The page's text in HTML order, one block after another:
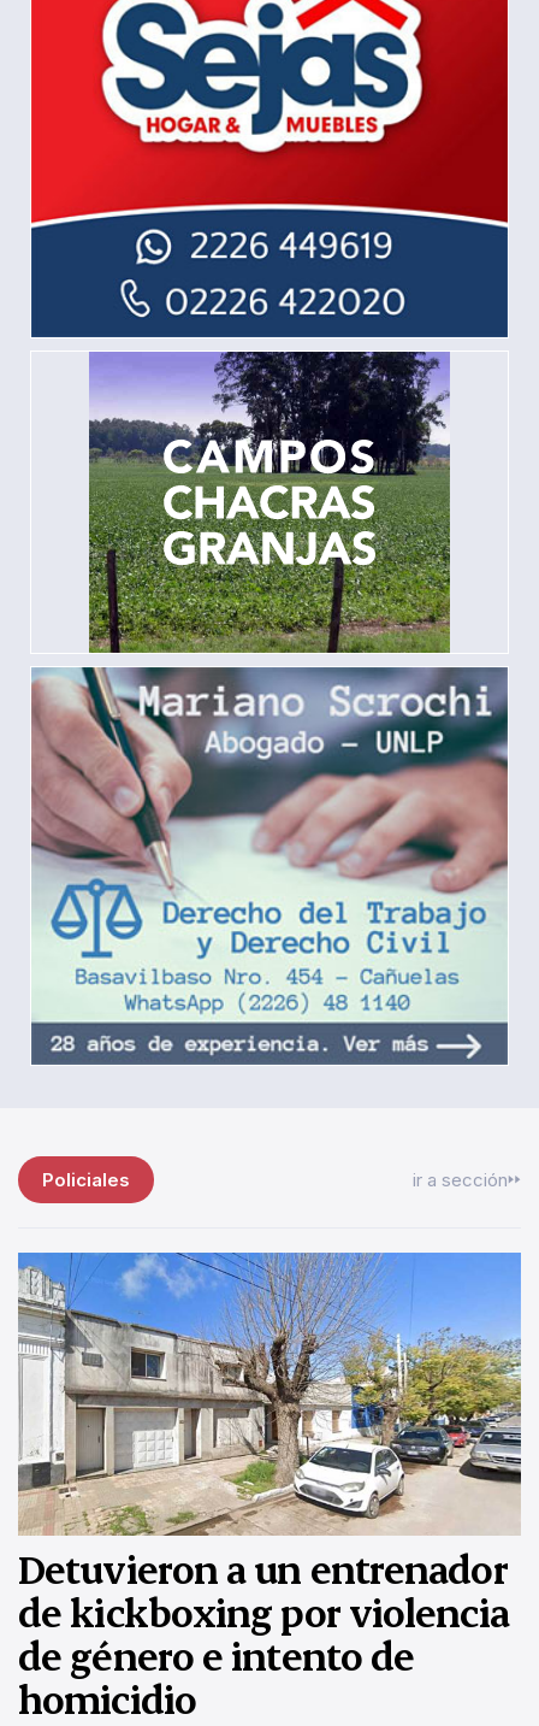
Policiales ir a sección
Detuvieron a un entrenador
de kickboxing por violencia
de género e intento de
homicidio